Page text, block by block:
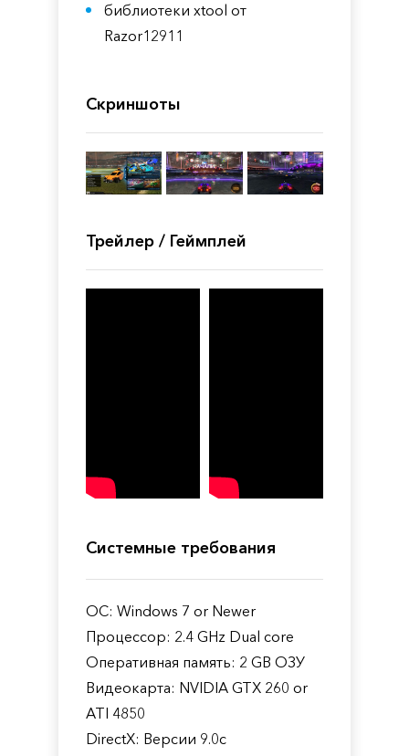
библиотеки xtool от
Razor12911
Скриншоты
Трейлер / Геймплей
Системные требования
ОС: Windows 7 or Newer
Процессор: 2.4 GHz Dual core
Оперативная память: 2 GB ОЗУ
Видеокарта: NVIDIA GTX 260 or
ATI 4850
DirectX: Версии 9.0c